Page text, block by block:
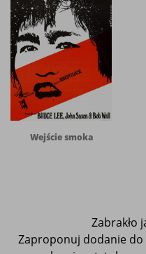
Wejście smoka
Zabrakło
Zaproponuj dodanie